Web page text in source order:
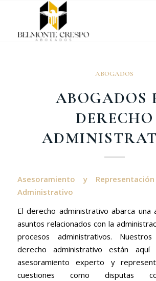
ABOGADOS
ABOGADOS
DERECHO
Asesoramiento y
Administrativo
El derecho administrativo abarca una
asuntos relacionados con la
procesos administrativos.
derecho administrativo están aquí
asesoramiento experto y
cuestiones como disputas